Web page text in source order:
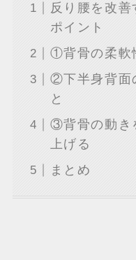
反り腰を改
ポイント
①背骨の柔軟
②下半身背面
と
③背骨の動き
上げる
まとめ